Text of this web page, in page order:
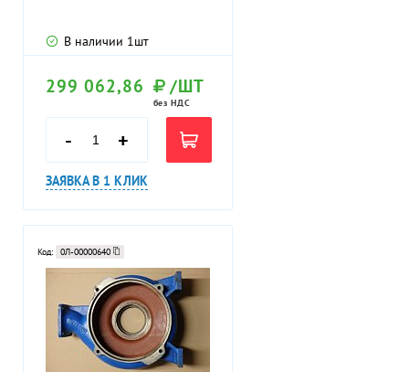
В наличии 1шт
299 062,86 /ШТ
без НДС
- +
ЗАЯВКА В 1 КЛИК
Код: 0Л-00000640